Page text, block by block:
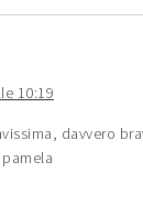
10:19
davvero